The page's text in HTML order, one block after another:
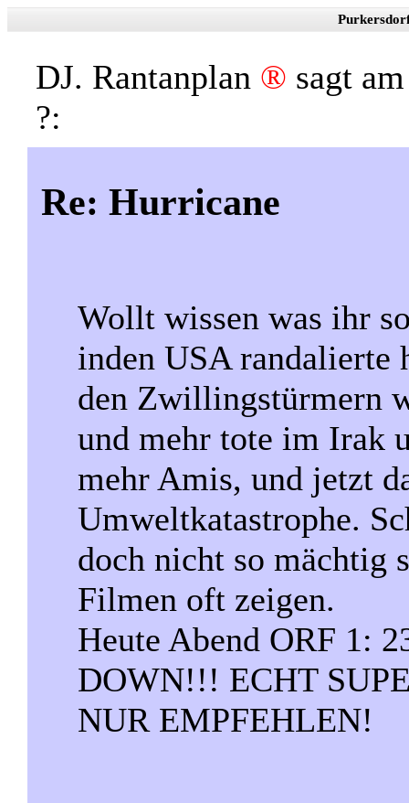
DJ. Rantanplan ® sagt
?:
Re: Hurricane
Wollt wissen was ihr
inden USA randalierte
den Zwillingstürmern
und mehr tote im Irak
mehr Amis, und jetzt
Umweltkatastrophe.
doch nicht so mächtig
Filmen oft zeigen.
Heute Abend ORF 1:
DOWN!!! ECHT
NUR EMPFEHLEN!